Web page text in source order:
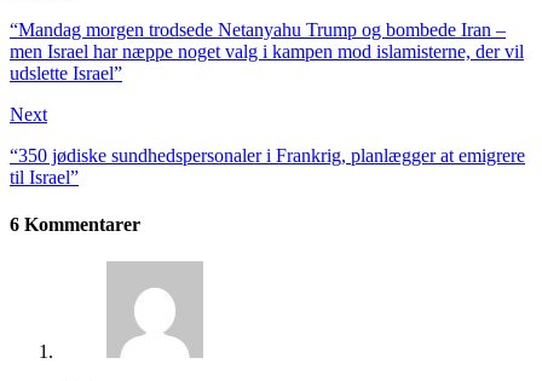
“Mandag morgen trodsede Netanyahu Trump og bombede Iran –
men Israel har næppe noget valg i kampen mod islamisterne, der vil
udslette Israel”
Next
“350 jødiske sundhedspersonaler i Frankrig, planlægger at emigrere
til Israel”
6 Kommentarer